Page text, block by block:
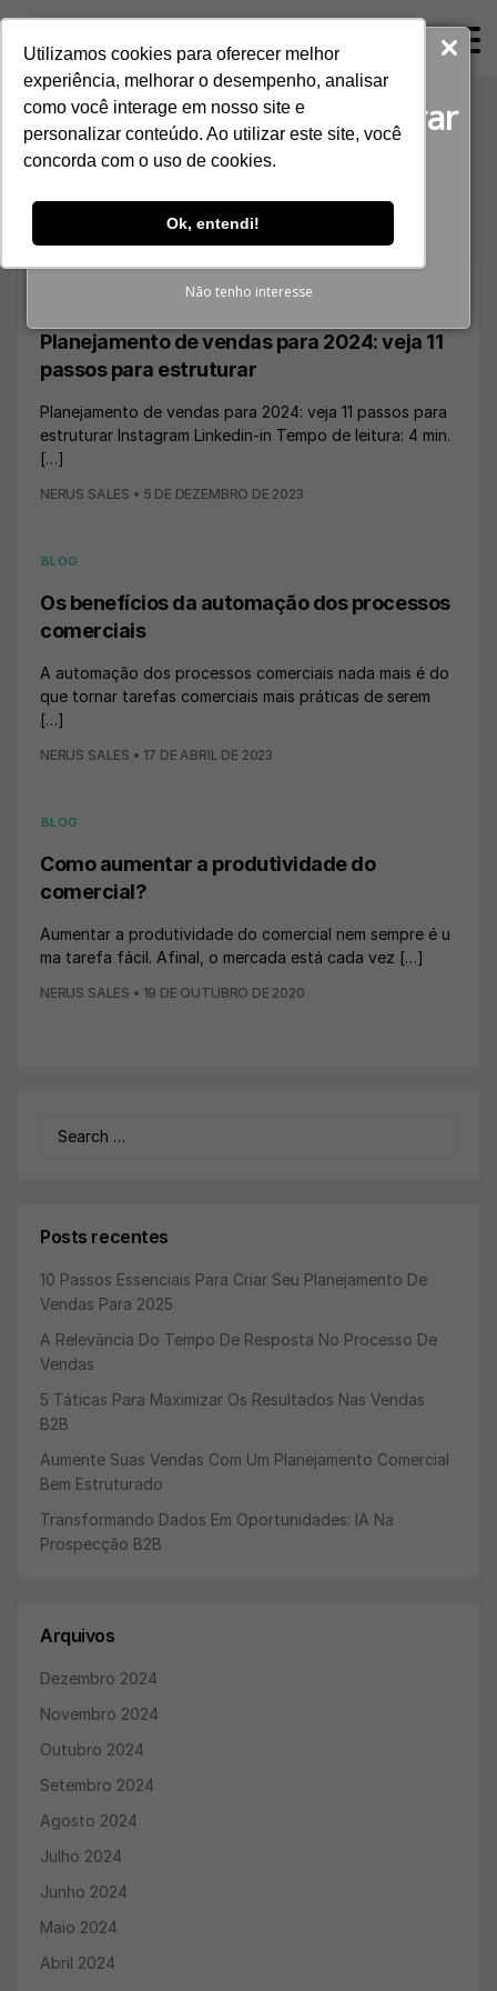
Baixe agora gratuitamente!
O guia completo para gerar
Reuniões Qualificadas
BAIXAR E-BOOK
Não tenho interesse
Utilizamos cookies para oferecer melhor
experiência, melhorar o desempenho, analisar
como você interage em nosso site e
personalizar conteúdo. Ao utilizar este site, você
concorda com o uso de cookies.
Ok, entendi!
ProspectaNerus
Tag:produtividade
comercial
Search
Posts recentes
10 Passos Essenciais Para Criar Seu Planejamento De
Vendas Para 2025
A Relevância Do Tempo De Resposta No Processo De
Vendas
5 Táticas Para Maximizar Os Resultados Nas Vendas
B2B
Aumente Suas Vendas Com Um Planejamento Comercial
Bem Estruturado
Transformando Dados Em Oportunidades: IA Na
Prospecção B2B
Arquivos
Dezembro 2024
Novembro 2024
Outubro 2024
Setembro 2024
Agosto 2024
Julho 2024
Junho 2024
Maio 2024
Abril 2024
Planejamento de vendas para 2024: veja 11
passos para estruturar
Planejamento de vendas para 2024: veja 11 passos para
estruturar Instagram Linkedin-in Tempo de leitura: 4 min.
[…]
NERUS SALES • 5 DE DEZEMBRO DE 2023
BLOG
Os benefícios da automação dos processos
comerciais
A automação dos processos comerciais nada mais é do
que tornar tarefas comerciais mais práticas de serem
[…]
NERUS SALES • 17 DE ABRIL DE 2023
BLOG
Como aumentar a produtividade do
comercial?
Aumentar a produtividade do comercial nem sempre é u
ma tarefa fácil. Afinal, o mercada está cada vez […]
NERUS SALES • 19 DE OUTUBRO DE 2020